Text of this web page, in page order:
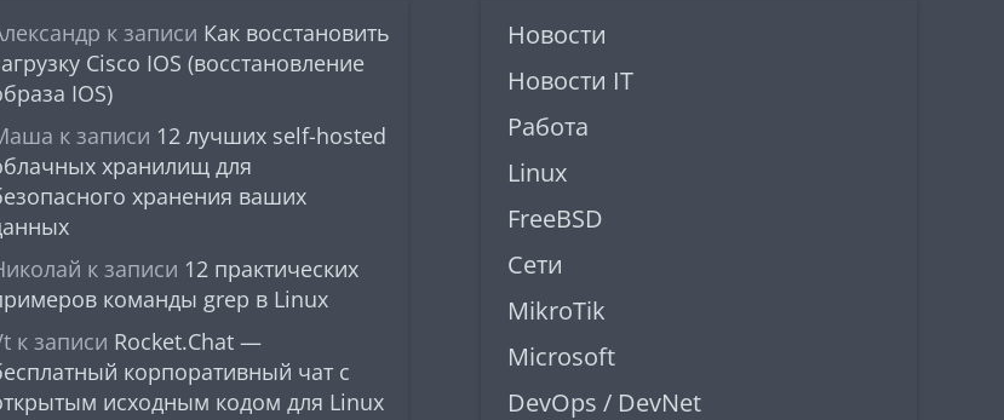
к записи Как восстановить
Cisco IOS (восстановление
IOS)
к записи 12 лучших self-hosted
хранилищ для
хранения ваших
к записи 12 практических
команды grep в Linux
к записи Rocket.Chat —
корпоративный чат с
исходным кодом для Linux
Новости
Новости IT
Работа
Linux
FreeBSD
Сети
MikroTik
Microsoft
DevOps / DevNet